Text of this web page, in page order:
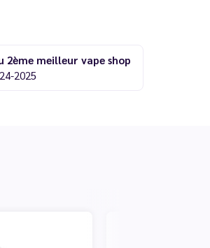
2ème meilleur vape shop
2025